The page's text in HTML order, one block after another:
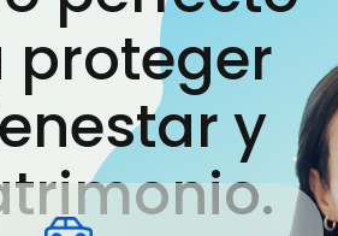
proteger
y